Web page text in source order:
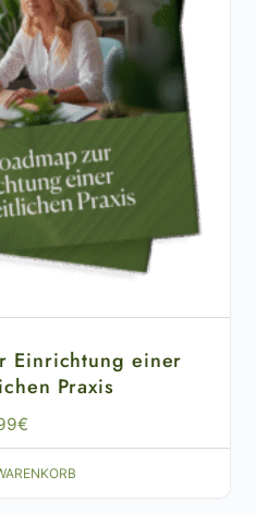
Einrichtung einer
Praxis
€